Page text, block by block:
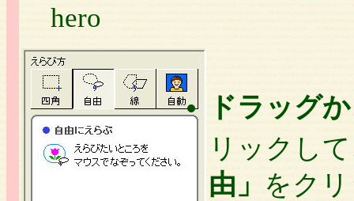
hero
ドラッグ
リックし
由」
をク